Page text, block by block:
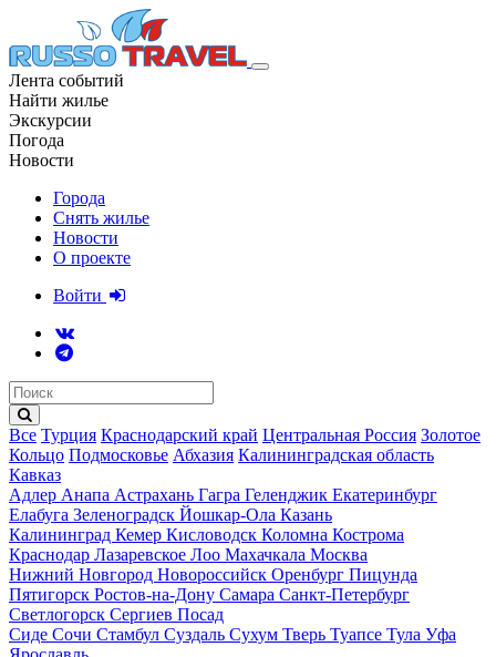
Лента событий
Найти жилье
Экскурсии
Погода
Новости
Города
Снять жилье
Новости
О проекте
Войти
Все Турция Краснодарский край Центральная Россия Золотое
Кольцо Подмосковье Абхазия Калининградская область
Кавказ
Адлер Анапа Астрахань Гагра Геленджик Екатеринбург
Елабуга Зеленоградск Йошкар-Ола Казань
Калининград Кемер Кисловодск Коломна Кострома
Краснодар Лазаревское Лоо Махачкала Москва
Нижний Новгород Новороссийск Оренбург Пицунда
Пятигорск Ростов-на-Дону Самара Санкт-Петербург
Светлогорск Сергиев Посад
Сиде Сочи Стамбул Суздаль Сухум Тверь Туапсе Тула Уфа